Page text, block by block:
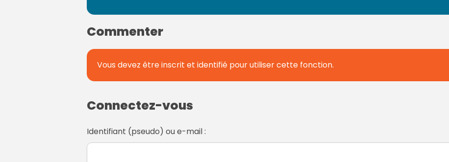
Commenter
Vous devez être inscrit et identifié pour utiliser cette fonction.
Connectez-vous
Identifiant (pseudo) ou e-mail :